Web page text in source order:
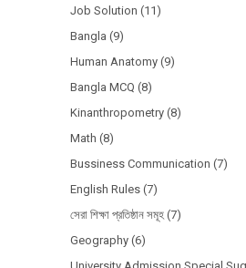
Job Solution (11)
Bangla (9)
Human Anatomy (9)
Bangla MCQ (8)
Kinanthropometry (8)
Math (8)
Bussiness Communication (7)
English Rules (7)
সেরা শিক্ষা প্রতিষ্ঠান সমূহ (7)
Geography (6)